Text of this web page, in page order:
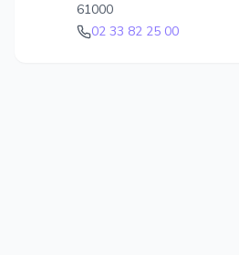
61000
02 33 82 25 00